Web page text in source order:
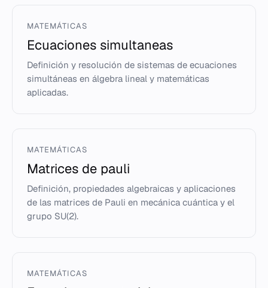
MATEMÁTICAS
Ecuaciones simultaneas
Definición y resolución de sistemas de ecuaciones
simultáneas en álgebra lineal y matemáticas
aplicadas.
MATEMÁTICAS
Matrices de pauli
Definición, propiedades algebraicas y aplicaciones
de las matrices de Pauli en mecánica cuántica y el
grupo SU(2).
MATEMÁTICAS